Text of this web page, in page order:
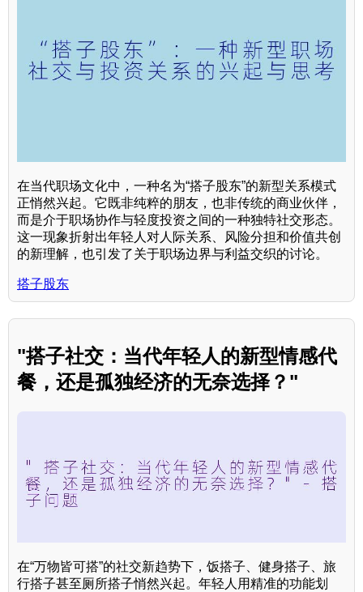
在当代职场文化中，一种名为“搭子股东”的新型关系模式
正悄然兴起。它既非纯粹的朋友，也非传统的商业伙伴，
而是介于职场协作与轻度投资之间的一种独特社交形态。
这一现象折射出年轻人对人际关系、风险分担和价值共创
的新理解，也引发了关于职场边界与利益交织的讨论。
搭子股东
"搭子社交：当代年轻人的新型情感代
餐，还是孤独经济的无奈选择？"
在“万物皆可搭”的社交新趋势下，饭搭子、健身搭子、旅
行搭子甚至厕所搭子悄然兴起。年轻人用精准的功能划